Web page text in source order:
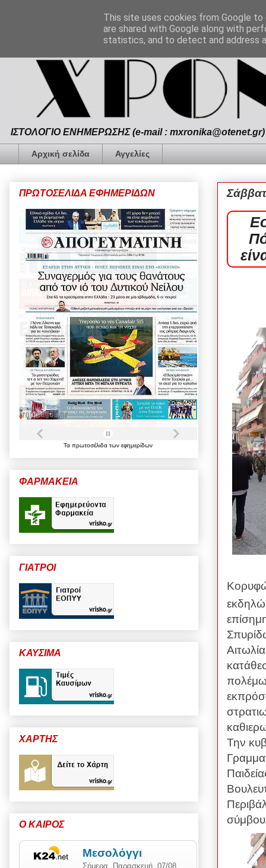
ΙΣΤΟΛΟΓΙΟ ΕΝΗΜΕΡΩΣΗΣ (e-mail :
Αρχική σελίδα Αγγελίες
Την
ΠΡΩΤΟΣΕΛΙΔΑ ΕΦΗΜΕΡΙΔΩΝ
Τα πρωτοσέλιδα των εφημερίδων
ΦΑΡΜΑΚΕΙΑ
ΓΙΑΤΡΟΙ
ΚΑΥΣΙΜΑ
ΧΑΡΤΗΣ
Ο ΚΑΙΡΟΣ
This site uses cookies from Google
are shared with Google along with
statistics, and to detect and address